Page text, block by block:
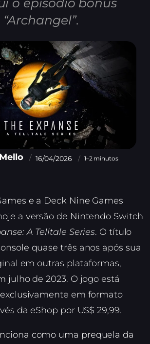
o episódio bônus
“Archangel”.
16/04/2026 1–2 minutos
e a Deck Nine Games
a versão de Nintendo Switch
A Telltale Series. O título
quase três anos após sua
em outras plataformas,
julho de 2023. O jogo está
em formato
da eShop por US$ 29,99.
como uma prequela da